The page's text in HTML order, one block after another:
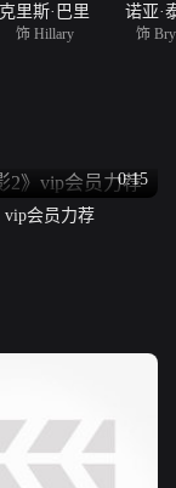
克里斯·巴里
饰 Hillary
诺亚·
饰
0:15
vip会员力荐